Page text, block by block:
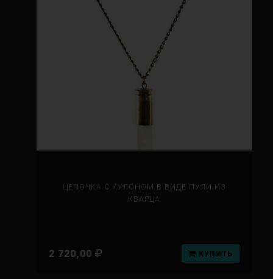
ЦЕПОЧКА С КУЛОНОМ В ВИДЕ ПУЛИ ИЗ
КВАРЦА
2 720,00 КУПИТЬ